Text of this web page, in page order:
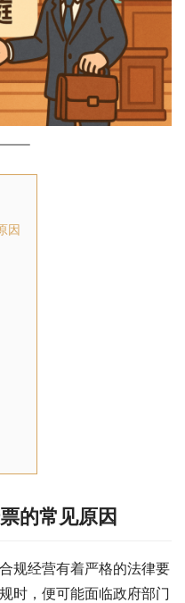
因
的常见原因
规经营有着严格的法律要
时，便可能面临政府部门